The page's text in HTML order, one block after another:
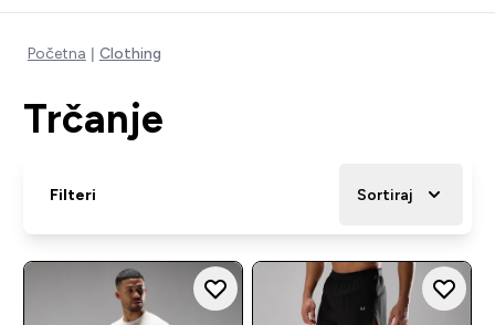
Početna Clothing
Trčanje
Filteri Sortiraj